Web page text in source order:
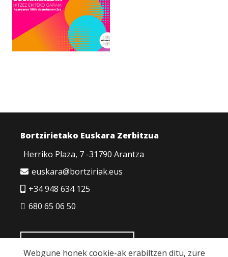
Bortzirietako Euskara Zerbitzua
Herriko Plaza, 7 -31790 Arantza
euskara@bortziriak.eus
+34 948 634 125
680 65 06 50
Webgune honek cookie-ak erabiltzen ditu, zure